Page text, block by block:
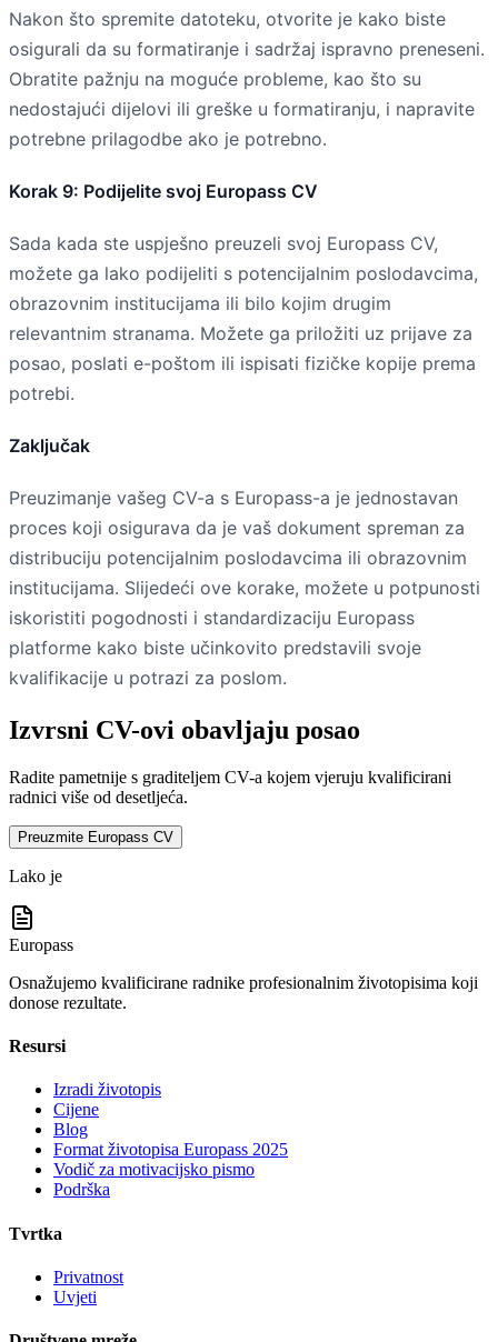
Nakon što spremite datoteku, otvorite je kako biste
osigurali da su formatiranje i sadržaj ispravno preneseni.
Obratite pažnju na moguće probleme, kao što su
nedostajući dijelovi ili greške u formatiranju, i napravite
potrebne prilagodbe ako je potrebno.
Korak 9: Podijelite svoj Europass CV
Sada kada ste uspješno preuzeli svoj Europass CV,
možete ga lako podijeliti s potencijalnim poslodavcima,
obrazovnim institucijama ili bilo kojim drugim
relevantnim stranama. Možete ga priložiti uz prijave za
posao, poslati e-poštom ili ispisati fizičke kopije prema
potrebi.
Zaključak
Preuzimanje vašeg CV-a s Europass-a je jednostavan
proces koji osigurava da je vaš dokument spreman za
distribuciju potencijalnim poslodavcima ili obrazovnim
institucijama. Slijedeći ove korake, možete u potpunosti
iskoristiti pogodnosti i standardizaciju Europass
platforme kako biste učinkovito predstavili svoje
kvalifikacije u potrazi za poslom.
Izvrsni CV-ovi obavljaju posao
Radite pametnije s graditeljem CV-a kojem vjeruju kvalificirani
radnici više od desetljeća.
Preuzmite Europass CV
Lako je
Europass
Osnažujemo kvalificirane radnike profesionalnim životopisima koji
donose rezultate.
Resursi
Izradi životopis
Cijene
Blog
Format životopisa Europass 2025
Vodič za motivacijsko pismo
Podrška
Tvrtka
Privatnost
Uvjeti